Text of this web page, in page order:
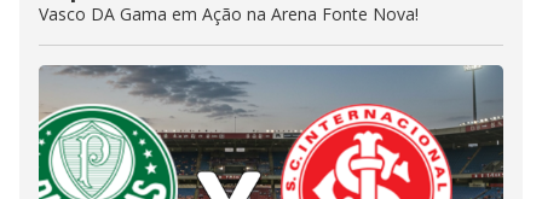
Vasco DA Gama em Ação na Arena Fonte Nova!